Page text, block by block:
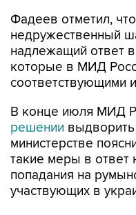
Фадеев отметил,
недружественный
надлежащий ответ
которые в МИД
соответствующими
В конце июля МИД
решении выдворить
министерстве
такие меры в ответ
попадания на
участвующих в